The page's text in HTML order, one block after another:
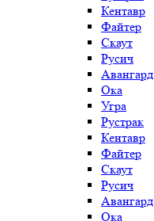
Кентавр
Файтер
Скаут
Русич
Авангард
Ока
Угра
Рустрак
Кентавр
Файтер
Скаут
Русич
Авангард
Ока